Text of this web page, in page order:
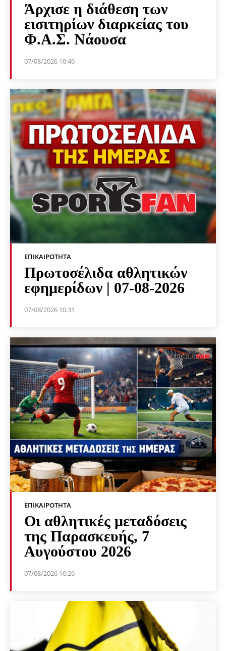
Άρχισε η διάθεση των
εισιτηρίων διαρκείας του
Φ.Α.Σ. Νάουσα
07/08/2026 10:46
ΕΠΙΚΑΙΡΌΤΗΤΑ
Πρωτοσέλιδα αθλητικών
εφημερίδων | 07-08-2026
07/08/2026 10:31
ΕΠΙΚΑΙΡΌΤΗΤΑ
Οι αθλητικές μεταδόσεις
της Παρασκευής, 7
Αυγούστου 2026
07/08/2026 10:26